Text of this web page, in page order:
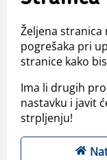
Željena
pogrešaka pri
stranice kako
Ima li drugih
nastavku i javit
strpljenju!